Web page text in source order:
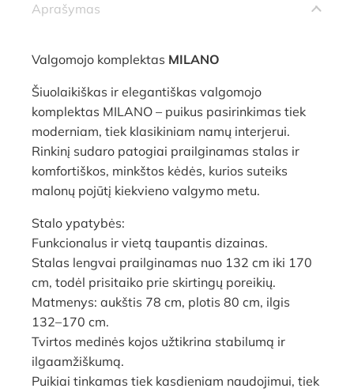
Aprašymas
Valgomojo komplektas MILANO
Šiuolaikiškas ir elegantiškas valgomojo
komplektas MILANO – puikus pasirinkimas tiek
moderniam, tiek klasikiniam namų interjerui.
Rinkinį sudaro patogiai prailginamas stalas ir
komfortiškos, minkštos kėdės, kurios suteiks
malonų pojūtį kiekvieno valgymo metu.
Stalo ypatybės:
Funkcionalus ir vietą taupantis dizainas.
Stalas lengvai prailginamas nuo 132 cm iki 170
cm, todėl prisitaiko prie skirtingų poreikių.
Matmenys: aukštis 78 cm, plotis 80 cm, ilgis
132–170 cm.
Tvirtos medinės kojos užtikrina stabilumą ir
ilgaamžiškumą.
Puikiai tinkamas tiek kasdieniam naudojimui, tiek